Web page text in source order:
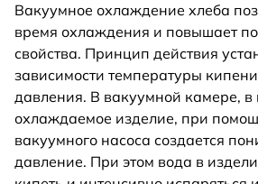
Вакуумное охлаждение хлеба
время охлаждения и повышает
свойства. Принцип действия
зависимости температуры
давления. В вакуумной камере,
охлаждаемое изделие, при
вакуумного насоса создается
давление. При этом вода в